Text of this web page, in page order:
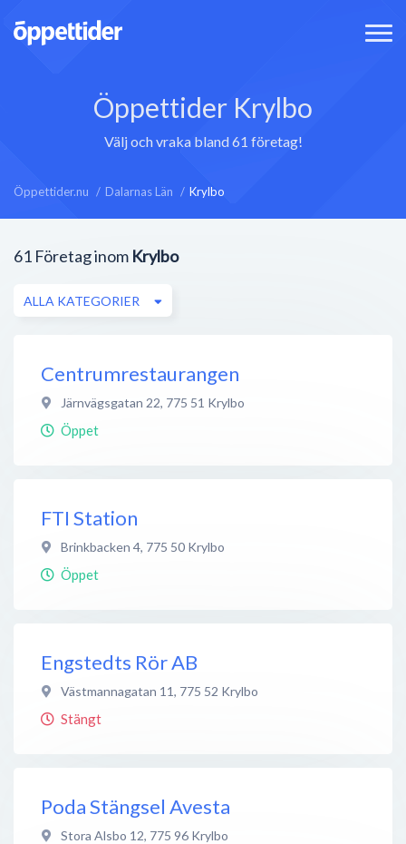
Öppettider Krylbo
Välj och vraka bland 61 företag!
Öppettider.nu Dalarnas Län Krylbo
61 Företag inom Krylbo
ALLA KATEGORIER
Centrumrestaurangen
Järnvägsgatan 22, 775 51 Krylbo
Öppet
FTI Station
Brinkbacken 4, 775 50 Krylbo
Öppet
Engstedts Rör AB
Västmannagatan 11, 775 52 Krylbo
Stängt
Poda Stängsel Avesta
Stora Alsbo 12, 775 96 Krylbo